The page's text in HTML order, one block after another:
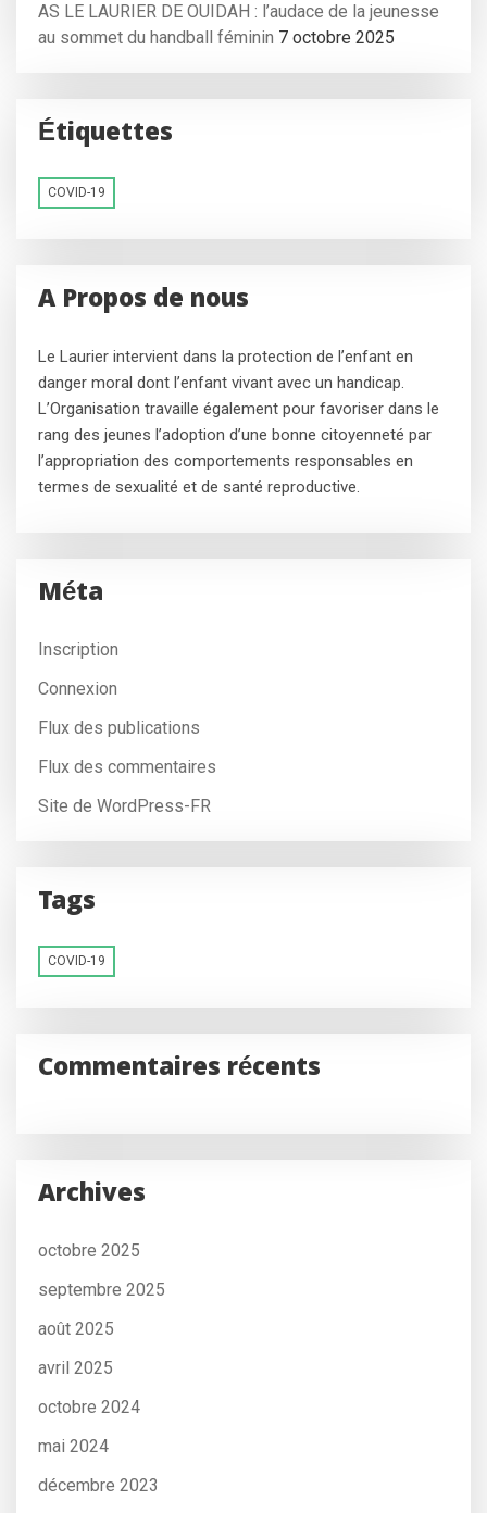
AS LE LAURIER DE OUIDAH : l’audace de la jeunesse
au sommet du handball féminin 7 octobre 2025
Étiquettes
COVID-19
A Propos de nous
Le Laurier intervient dans la protection de l’enfant en
danger moral dont l’enfant vivant avec un handicap.
L’Organisation travaille également pour favoriser dans le
rang des jeunes l’adoption d’une bonne citoyenneté par
l’appropriation des comportements responsables en
termes de sexualité et de santé reproductive.
Méta
Inscription
Connexion
Flux des publications
Flux des commentaires
Site de WordPress-FR
Tags
COVID-19
Commentaires récents
Archives
octobre 2025
septembre 2025
août 2025
avril 2025
octobre 2024
mai 2024
décembre 2023